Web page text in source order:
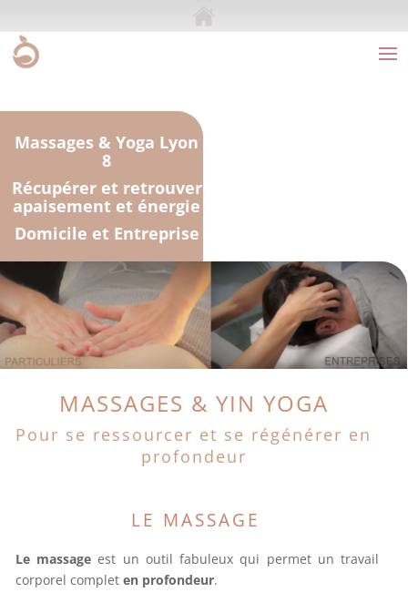
Massages & Yoga Lyon
8
Récupérer et retrouver
apaisement et énergie
Domicile et Entreprise
MASSAGES & YIN YOGA
Pour se ressourcer et se régénérer en
profondeur
LE MASSAGE
Le massage est un outil fabuleux qui permet un travail
corporel complet en profondeur.